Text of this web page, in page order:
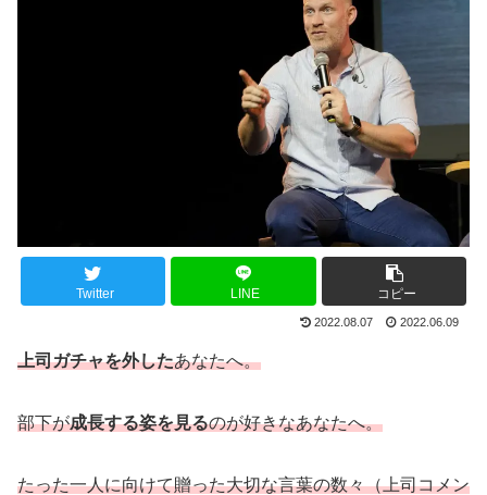
Twitter LINE コピー
2022.08.07 2022.06.09
上司ガチャを外したあなたへ。
部下が成長する姿を見るのが好きなあなたへ。
たった一人に向けて贈った大切な言葉の数々（上司コメン